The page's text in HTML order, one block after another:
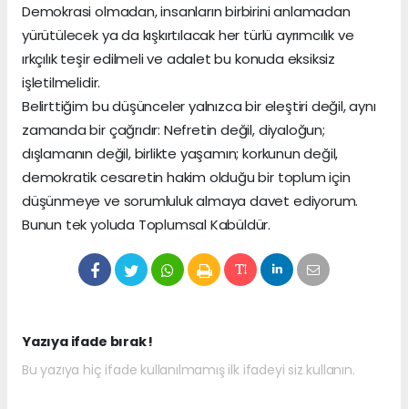
Demokrasi olmadan, insanların birbirini anlamadan
yürütülecek ya da kışkırtılacak her türlü ayrımcılık ve
ırkçılık teşir edilmeli ve adalet bu konuda eksiksiz
işletilmelidir.
Belirttiğim bu düşünceler yalnızca bir eleştiri değil, aynı
zamanda bir çağrıdır: Nefretin değil, diyaloğun;
dışlamanın değil, birlikte yaşamın; korkunun değil,
demokratik cesaretin hakim olduğu bir toplum için
düşünmeye ve sorumluluk almaya davet ediyorum.
Bunun tek yoluda Toplumsal Kabüldür.
Yazıya ifade bırak !
Bu yazıya hiç ifade kullanılmamış ilk ifadeyi siz kullanın.